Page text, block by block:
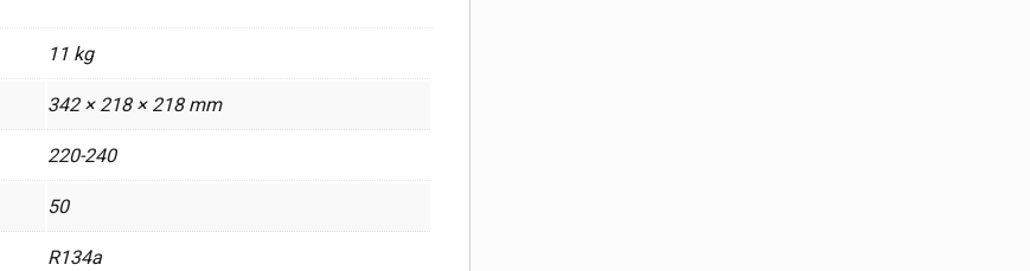
11 kg
342 × 218 × 218 mm
220-240
50
R134a